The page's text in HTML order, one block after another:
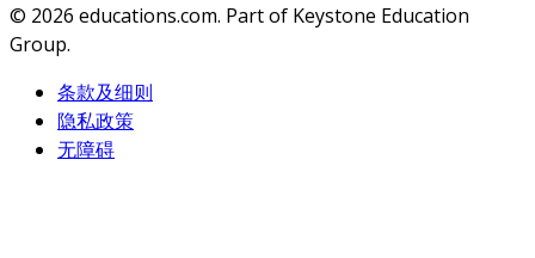
© 2026 educations.com. Part of Keystone Education
Group.
条款及细则
隐私政策
无障碍